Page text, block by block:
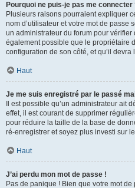
Pourquoi ne puis-je pas me connecter
Plusieurs raisons pourraient expliquer
nom d’utilisateur et votre mot de passe
un administrateur du forum pour vérifier
également possible que le propriétaire
configuration de son côté, et qu’il devra
Haut
Je me suis enregistré par le passé
Il est possible qu’un administrateur ait
effet, il est courant de supprimer
pour réduire la taille de la base de
ré-enregistrer et soyez plus investi sur
Haut
J’ai perdu mon mot de passe !
Pas de panique ! Bien que votre mot